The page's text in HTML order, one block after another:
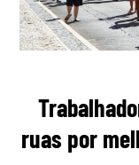
ruas por